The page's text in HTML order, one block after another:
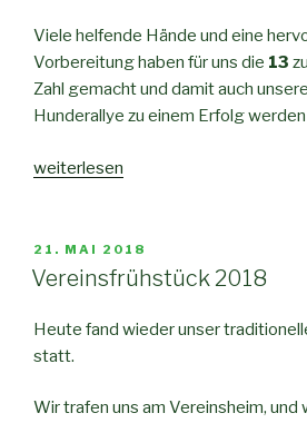
Viele helfende Hände und eine
Vorbereitung haben für uns die 13
Zahl gemacht und damit auch
Hunderallye zu einem Erfolg
weiterlesen
21. MAI 2018
Vereinsfrühstück 2018
Heute fand wieder unser
statt.
Wir trafen uns am Vereinsheim, und